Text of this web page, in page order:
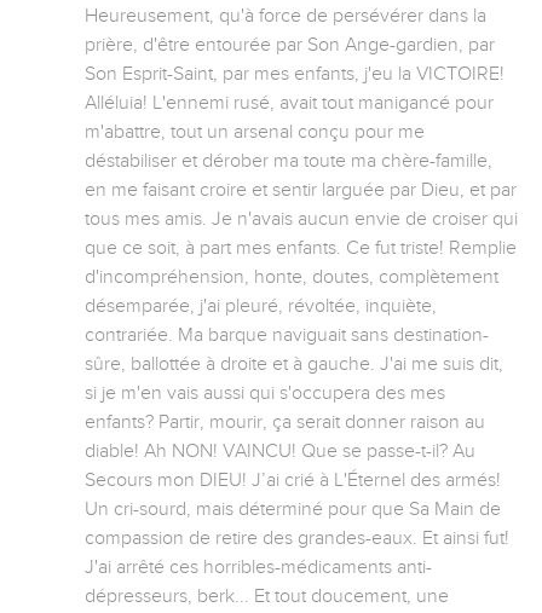
Heureusement, qu'à force de persévérer dans la
prière, d'être entourée par Son Ange-gardien, par
Son Esprit-Saint, par mes enfants, j'eu la VICTOIRE!
Alléluia! L'ennemi rusé, avait tout manigancé pour
m'abattre, tout un arsenal conçu pour me
déstabiliser et dérober ma toute ma chère-famille,
en me faisant croire et sentir larguée par Dieu, et par
tous mes amis. Je n'avais aucun envie de croiser qui
que ce soit, à part mes enfants. Ce fut triste! Remplie
d'incompréhension, honte, doutes, complètement
désemparée, j'ai pleuré, révoltée, inquiète,
contrariée. Ma barque naviguait sans destination-
sûre, ballottée à droite et à gauche. J'ai me suis dit,
si je m'en vais aussi qui s'occupera des mes
enfants? Partir, mourir, ça serait donner raison au
diable! Ah NON! VAINCU! Que se passe-t-il? Au
Secours mon DIEU! J’ai crié à L'Éternel des armés!
Un cri-sourd, mais déterminé pour que Sa Main de
compassion de retire des grandes-eaux. Et ainsi fut!
J'ai arrêté ces horribles-médicaments anti-
dépresseurs, berk... Et tout doucement, une